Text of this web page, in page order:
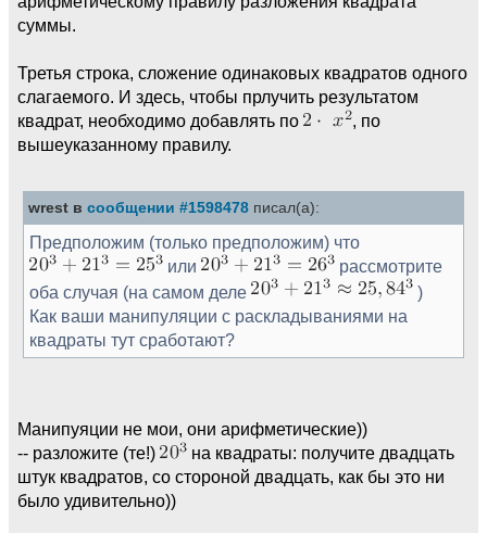
суммы.
Третья строка, сложение одинаковых квадратов одного
слагаемого. И здесь, чтобы прлучить результатом
квадрат, необходимо добавлять по
, по
вышеуказанному правилу.
wrest в сообщении #1598478 писал(а):
Предположим (только предположим) что
или
рассмотрите
оба случая (на самом деле
)
Как ваши манипуляции с раскладываниями на
квадраты тут сработают?
Манипуяции не мои, они арифметические))
-- разложите (те!)
на квадраты: получите двадцать
штук квадратов, со стороной двадцать, как бы это ни
было удивительно))